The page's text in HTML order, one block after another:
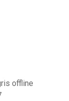
offline